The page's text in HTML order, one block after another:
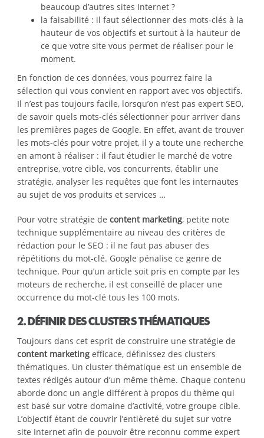
beaucoup d’autres sites Internet ?
la faisabilité : il faut sélectionner des mots-clés à la
hauteur de vos objectifs et surtout à la hauteur de
ce que votre site vous permet de réaliser pour le
moment.
En fonction de ces données, vous pourrez faire la
sélection qui vous convient en rapport avec vos objectifs.
Il n’est pas toujours facile, lorsqu’on n’est pas expert SEO,
de savoir quels mots-clés sélectionner pour arriver dans
les premières pages de Google. En effet, avant de trouver
les mots-clés pour votre projet, il y a toute une recherche
en amont à réaliser : il faut étudier le marché de votre
entreprise, votre cible, vos concurrents, établir une
stratégie, analyser les requêtes que font les internautes
au sujet de vos produits et services …
Pour votre stratégie de content marketing, petite note
technique supplémentaire au niveau des critères de
rédaction pour le SEO : il ne faut pas abuser des
répétitions du mot-clé. Google pénalise ce genre de
technique. Pour qu’un article soit pris en compte par les
moteurs de recherche, il est conseillé de placer une
occurrence du mot-clé tous les 100 mots.
2. DÉFINIR DES CLUSTERS THÉMATIQUES
Toujours dans cet esprit de construire une stratégie de
content marketingefficace, définissez des clusters
thématiques. Un cluster thématique est un ensemble de
textes rédigés autour d’un même thème. Chaque contenu
aborde donc un angle différent à propos du thème qui
est basé sur votre domaine d’activité, votre groupe cible.
L’objectif étant de couvrir l’entièreté du sujet sur votre
site Internet afin de pouvoir être reconnu comme expert